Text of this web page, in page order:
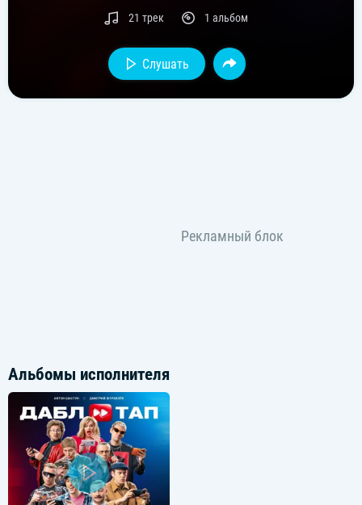
21 трек 1 альбом
Слушать
Альбомы исполнителя